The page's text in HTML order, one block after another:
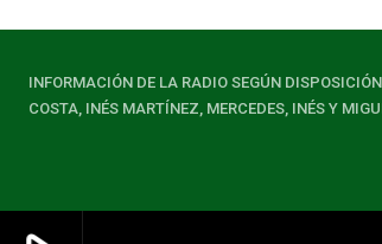
INFORMACIÓN DE LA RADIO SEGÚN
COSTA, INÉS MARTÍNEZ, MERCEDES, INÉS Y